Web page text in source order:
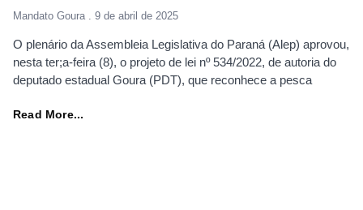
Mandato Goura 9 de abril de 2025
O plenário da Assembleia Legislativa do Paraná (Alep) aprovou,
nesta ter;a-feira (8), o projeto de lei nº 534/2022, de autoria do
deputado estadual Goura (PDT), que reconhece a pesca
Read More...